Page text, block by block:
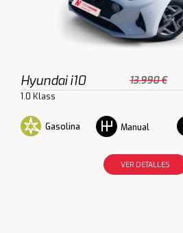
Hyundai i10 13.990 €
1.0 Klass
Gasolina Manual
VER DETALLES